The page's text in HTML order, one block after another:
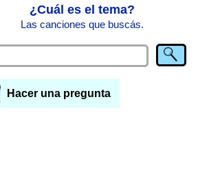
¿Cuál es el tema?
Las canciones que buscás.
Hacer una pregunta